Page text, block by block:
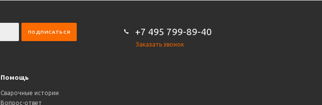
+7 495 799-89-40
Заказать звонок
Помощь
Сварочные истории
Вопрос-ответ